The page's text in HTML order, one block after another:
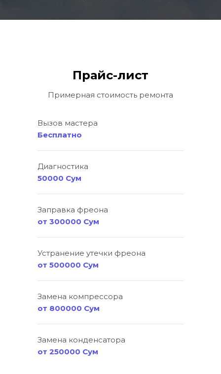
Прайс-лист
Примерная стоимость ремонта
Вызов мастера
Бесплатно
Диагностика
50000 Сум
Заправка фреона
от 300000 Сум
Устранение утечки фреона
от 500000 Сум
Замена компрессора
от 800000 Сум
Замена конденсатора
от 250000 Сум